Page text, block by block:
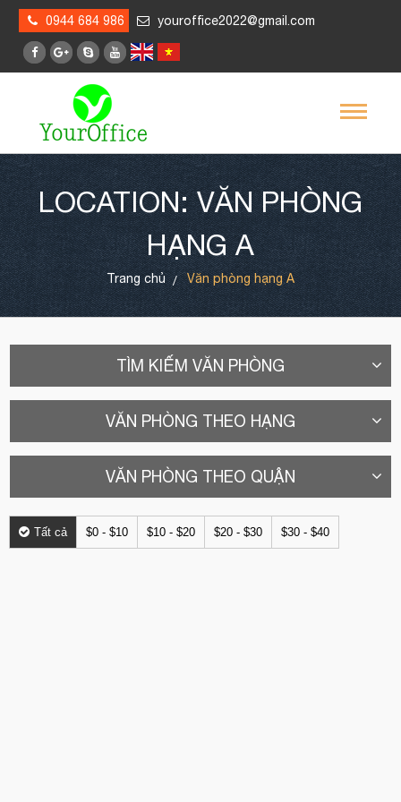
0944 684 986 youroffice2022@gmail.com
LOCATION: VĂN PHÒNG
HẠNG A
Trang chủ Văn phòng hạng A
TÌM KIẾM VĂN PHÒNG
VĂN PHÒNG THEO HẠNG
VĂN PHÒNG THEO QUẬN
Tất cả $0 - $10 $10 - $20 $20 - $30 $30 - $40